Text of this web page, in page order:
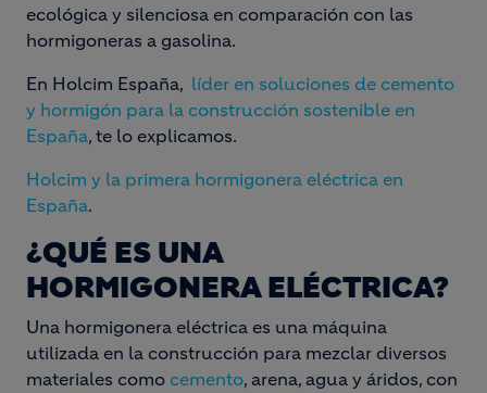
ecológica y silenciosa en comparación con las
hormigoneras a gasolina.
En Holcim España, líder en soluciones de cemento
y hormigón para la construcción sostenible en
España, te lo explicamos.
Holcim y la primera hormigonera eléctrica en
España.
¿QUÉ ES UNA
HORMIGONERA ELÉCTRICA?
Una hormigonera eléctrica es una máquina
utilizada en la construcción para mezclar diversos
materiales como cemento, arena, agua y áridos, con